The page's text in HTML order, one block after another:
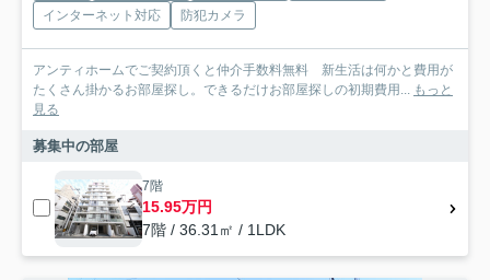
インターネット対応
防犯カメラ
アンティホームでご契約頂くと仲介手数料無料 新生活は何かと費用が
たくさん掛かるお部屋探し。できるだけお部屋探しの初期費用... もっと
見る
募集中の部屋
7階
15.95万円
7階 / 36.31㎡ / 1LDK